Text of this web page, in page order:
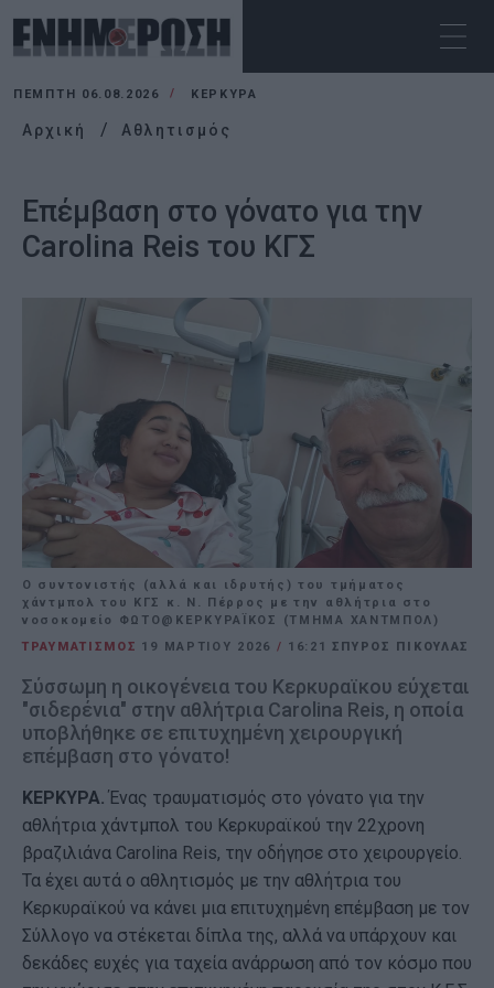
ΠΈΜΠΤΗ 06.08.2026 ΚΕΡΚΥΡΑ
Αρχική Αθλητισμός
Επέμβαση στο γόνατο για την
Carolina Reis του ΚΓΣ
Ο συντονιστής (αλλά και ιδρυτής) του τμήματος
χάντμπολ του ΚΓΣ κ. Ν. Πέρρος με την αθλήτρια στο
νοσοκομείο ΦΩΤΟ@ΚΕΡΚΥΡΑΪΚΟΣ (ΤΜΗΜΑ ΧΑΝΤΜΠΟΛ)
ΤΡΑΥΜΑΤΙΣΜΟΣ 19 ΜΑΡΤΊΟΥ 2026 / 16:21 ΣΠΥΡΟΣ ΠΙΚΟΥΛΑΣ
Σύσσωμη η οικογένεια του Κερκυραϊκου εύχεται
"σιδερένια" στην αθλήτρια Carolina Reis, η οποία
υποβλήθηκε σε επιτυχημένη χειρουργική
επέμβαση στο γόνατο!
ΚΕΡΚΥΡΑ. Ένας τραυματισμός στο γόνατο για την
αθλήτρια χάντμπολ του Κερκυραϊκού την 22χρονη
βραζιλιάνα Carolina Reis, την οδήγησε στο χειρουργείο.
Τα έχει αυτά ο αθλητισμός με την αθλήτρια του
Κερκυραϊκού να κάνει μια επιτυχημένη επέμβαση με τον
Σύλλογο να στέκεται δίπλα της, αλλά να υπάρχουν και
δεκάδες ευχές για ταχεία ανάρρωση από τον κόσμο που